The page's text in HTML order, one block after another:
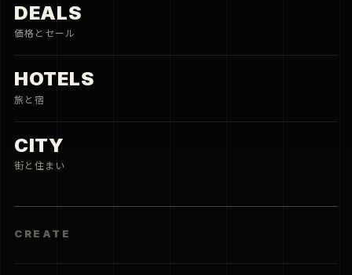
DEALS
価格とセール
HOTELS
旅と宿
CITY
街と住まい
CREATE